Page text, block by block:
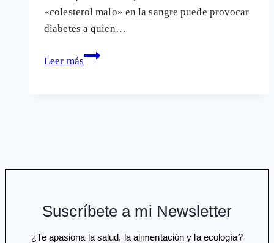
«colesterol malo» en la sangre puede provocar
diabetes a quien…
Leer más
El
provocar
Suscríbete a mi Newsletter
¿Te apasiona la salud, la alimentación y la ecología?